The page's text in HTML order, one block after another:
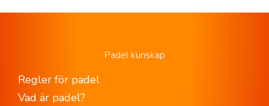
Padel kunskap
Regler för padel
Vad är padel?